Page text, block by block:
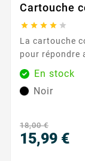
Cartouche
    
La cartouche
pour répondre
bureau, à la
imprimantes
produire des
cartouche
En stock
Noir
18,00 €
15,99 €